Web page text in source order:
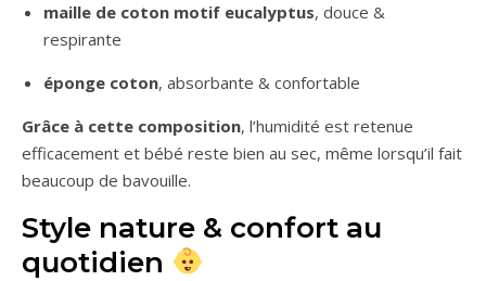
maille de coton motif eucalyptus, douce &
respirante
éponge coton, absorbante & confortable
Grâce à cette composition, l’humidité est retenue
efficacement et bébé reste bien au sec, même lorsqu’il fait
beaucoup de bavouille.
Style nature & confort au
quotidien